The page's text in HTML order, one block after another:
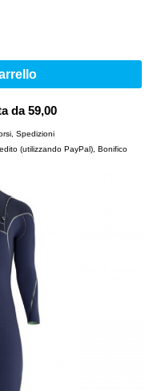
da 59,00
Spedizioni
(utilizzando PayPal), Bonifico